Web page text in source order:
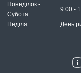
Понеділок -
Субота:
9:00 -
Неділя: День